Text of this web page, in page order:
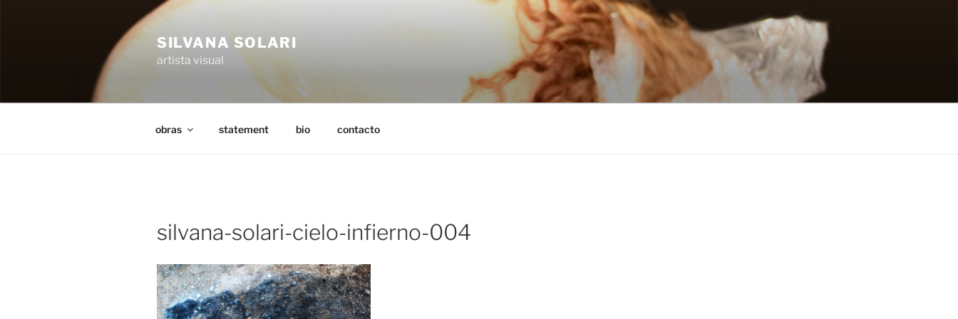
SILVANA SOLARI
artista visual
obras statement bio contacto
silvana-solari-cielo-infierno-004